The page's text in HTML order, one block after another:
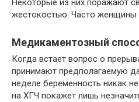
Некоторые из них поражают
жестокостью. Часто женщины
Медикаментозный
Когда встает вопрос о
принимают предполагаемую
неделе беременность никак
на ХГЧ покажет лишь